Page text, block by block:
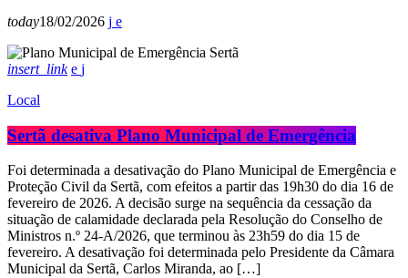
today18/02/2026
insert_link
Local
Sertã desativa Plano Municipal de Emergência
Foi determinada a desativação do Plano Municipal de Emergência e
Proteção Civil da Sertã, com efeitos a partir das 19h30 do dia 16 de
fevereiro de 2026. A decisão surge na sequência da cessação da
situação de calamidade declarada pela Resolução do Conselho de
Ministros n.º 24-A/2026, que terminou às 23h59 do dia 15 de
fevereiro. A desativação foi determinada pelo Presidente da Câmara
Municipal da Sertã, Carlos Miranda, ao […]